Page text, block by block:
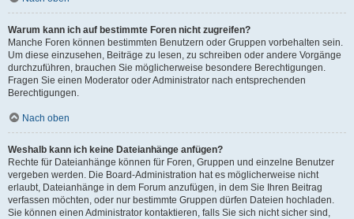
Warum kann ich auf bestimmte Foren nicht zugreifen?
Manche Foren können bestimmten Benutzern oder Gruppen vorbehalten sein.
Um diese einzusehen, Beiträge zu lesen, zu schreiben oder andere Vorgänge
durchzuführen, brauchen Sie möglicherweise besondere Berechtigungen.
Fragen Sie einen Moderator oder Administrator nach entsprechenden
Berechtigungen.
Nach oben
Weshalb kann ich keine Dateianhänge anfügen?
Rechte für Dateianhänge können für Foren, Gruppen und einzelne Benutzer
vergeben werden. Die Board-Administration hat es möglicherweise nicht
erlaubt, Dateianhänge in dem Forum anzufügen, in dem Sie Ihren Beitrag
verfassen möchten, oder nur bestimmte Gruppen dürfen Dateien hochladen.
Sie können einen Administrator kontaktieren, falls Sie sich nicht sicher sind,